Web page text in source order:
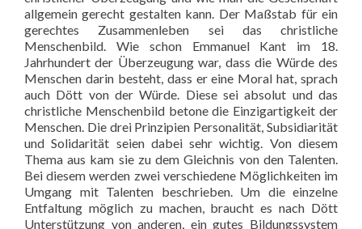
allgemein gerecht gestalten kann. Der Maßstab für ein
gerechtes Zusammenleben sei das christliche
Menschenbild. Wie schon Emmanuel Kant im 18.
Jahrhundert der Überzeugung war, dass die Würde des
Menschen darin besteht, dass er eine Moral hat, sprach
auch Dött von der Würde. Diese sei absolut und das
christliche Menschenbild betone die Einzigartigkeit der
Menschen. Die drei Prinzipien Personalität, Subsidiarität
und Solidarität seien dabei sehr wichtig. Von diesem
Thema aus kam sie zu dem Gleichnis von den Talenten.
Bei diesem werden zwei verschiedene Möglichkeiten im
Umgang mit Talenten beschrieben. Um die einzelne
Entfaltung möglich zu machen, braucht es nach Dött
Unterstützung von anderen, ein gutes Bildungssystem